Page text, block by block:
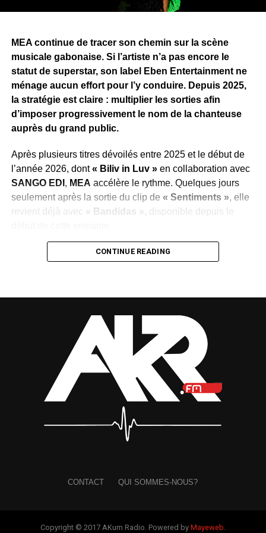
l’écoute de« Longue Vie ».
Pour porter « Longue Vie »
, Zang a annoncé une
campagne de promotion articulée autour de sept clips,
dont
« Bombarder »
ouvre la marche. Une stratégie qui
traduit l’ambition de faire de cet album l’un des projets
marquants de la scène urbaine gabonaise en 2026.
WhatsApp
Facebook
X Telegram
Email
>>
MEA continue de tracer son chemin sur la scène
musicale gabonaise. Si l’artiste n’a pas encore le
statut de superstar, son label Eben Entertainment ne
ménage aucun effort pour l’y conduire. Depuis 2025,
la stratégie est claire : multiplier les sorties afin
d’imposer progressivement le nom de la chanteuse
auprès du grand public.
Après plusieurs titres dévoilés entre 2025 et le début de
l’année 2026, dont« Biliv in Luv »en collaboration avec
SANGO EDI, MEA accélère le rythme. Quelques jours
seulement après la sortie du clip de « Sentiments », elle
revient déjà avec « Bandidas »,
disponible depuis le
Cette succession de publications illustre la volonté du
dans le potentiel de
MEA
« Bandidas », la chanteuse reste fidèle à son
identité musicale. Sa voix douce se mêle à une
production afro-pop aux sonorités modernes, livrant un
titre mélodieux qui confirme sa direction artistique. Sans
MEA
l’authenticité pour séduire les mélomanes.
CONTINUE READING
CONTACT QUI SOMMES-NOUS?
Copyright © 2017 AKum Radio. Powered by Mayeweb.